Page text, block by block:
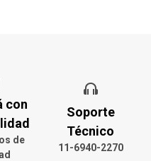
con
de
Soporte
Técnico
11-6940-2270